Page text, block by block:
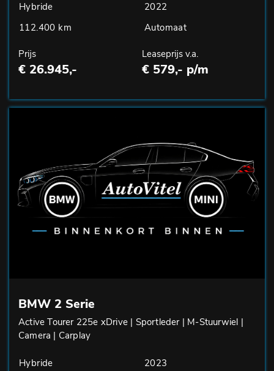
Hybride
2022
112.400 km
Automaat
Prijs
€ 26.945,-
Leaseprijs v.a.
€ 579,- p/m
BMW 2 Serie
Active Tourer 225e xDrive | Sportleder | M-Stuurwiel |
Camera | Carplay
Hybride
2023